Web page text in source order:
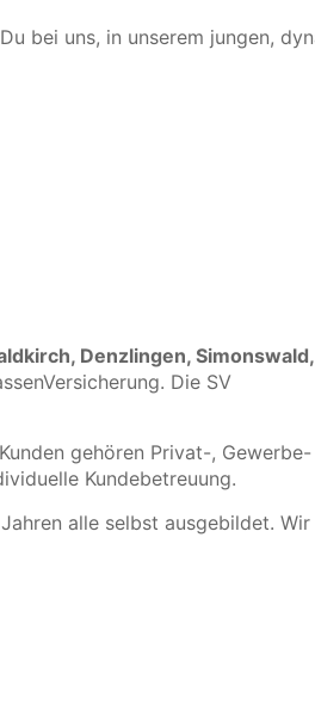
bei uns, in unserem jungen,
Denzlingen, Simonswald,
Die SV
gehören Privat-,
Kundebetreuung.
alle selbst ausgebildet.